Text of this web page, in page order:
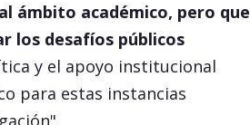
ámbito académico, pero que
los desafíos públicos
y el apoyo institucional
para estas instancias